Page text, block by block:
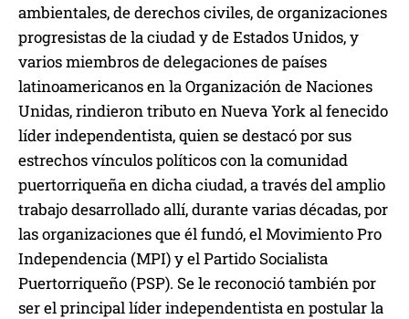
ambientales, de derechos civiles, de organizaciones
progresistas de la ciudad y de Estados Unidos, y
varios miembros de delegaciones de países
latinoamericanos en la Organización de Naciones
Unidas, rindieron tributo en Nueva York al fenecido
líder independentista, quien se destacó por sus
estrechos vínculos políticos con la comunidad
puertorriqueña en dicha ciudad, a través del amplio
trabajo desarrollado allí, durante varias décadas, por
las organizaciones que él fundó, el Movimiento Pro
Independencia (MPI) y el Partido Socialista
Puertorriqueño (PSP). Se le reconoció también por
ser el principal líder independentista en postular la